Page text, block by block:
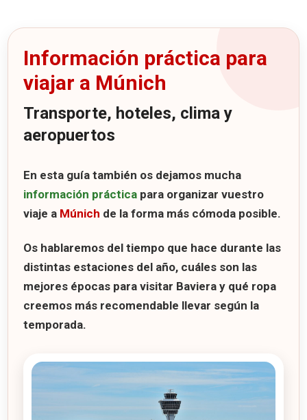
Información práctica para
viajar a Múnich
Transporte, hoteles, clima y
aeropuertos
En esta guía también os dejamos mucha
información práctica para organizar vuestro
viaje a Múnich de la forma más cómoda posible.
Os hablaremos del tiempo que hace durante las
distintas estaciones del año, cuáles son las
mejores épocas para visitar Baviera y qué ropa
creemos más recomendable llevar según la
temporada.